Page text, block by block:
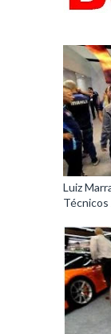
Luiz
Técnicos